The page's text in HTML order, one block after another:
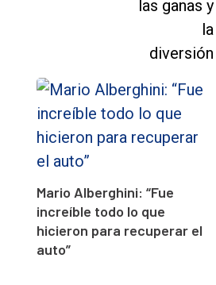
Mario Alberghini: “Fue
increíble todo lo que
hicieron para recuperar el
auto”